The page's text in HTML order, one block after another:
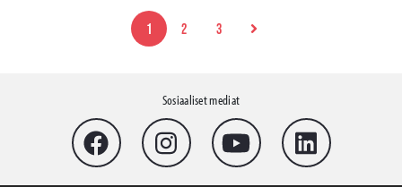
1 2 3
Sosiaaliset mediat